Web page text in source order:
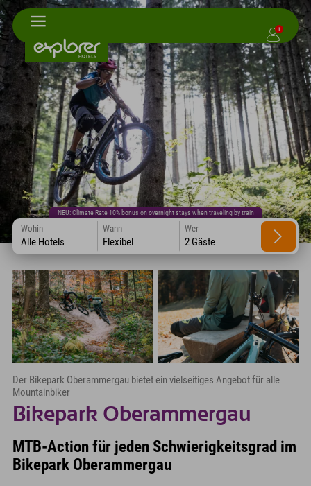
1
NEU: Climate Rate 10% bonus on overnight stays when traveling by train
Wohin
Alle Hotels
Wann
Flexibel
Wer
2 Gäste
Der Bikepark Oberammergau bietet ein vielseitiges Angebot für alle
Mountainbiker
Bikepark Oberammergau
MTB-Action für jeden Schwierigkeitsgrad im
Bikepark Oberammergau